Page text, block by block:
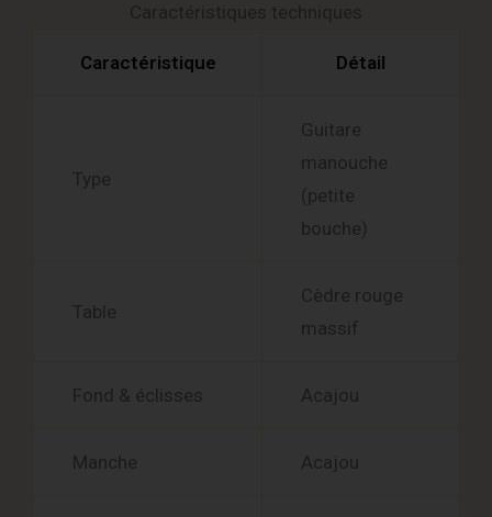
Caractéristique Détail
Type
Guitare
manouche
(petite
bouche)
Table
Cèdre rouge
massif
Fond & éclisses Acajou
Manche Acajou